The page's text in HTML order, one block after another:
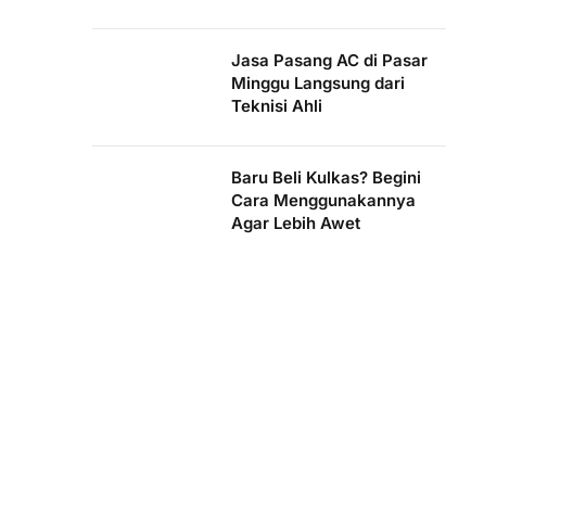
Jasa Pasang AC di Pasar
Minggu Langsung dari
Teknisi Ahli
Baru Beli Kulkas? Begini
Cara Menggunakannya
Agar Lebih Awet